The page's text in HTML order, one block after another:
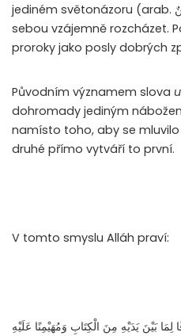
jediném světonázoru (arab.
sebou vzájemně rozcházet.
proroky jako posly dobrých
Původním významem slova
dohromady jediným
namísto toho, aby se
druhé přímo vytváří to první.
V tomto smyslu Alláh praví:
لِمَا بَيْنَ يَدَيْهِ مِنَ الْكِتَابِ وَمُهَيْمِنًا عَلَيْهِ